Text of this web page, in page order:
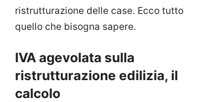
ristrutturazione delle case. Ecco tutto
quello che bisogna sapere.
IVA agevolata sulla
ristrutturazione edilizia, il
calcolo